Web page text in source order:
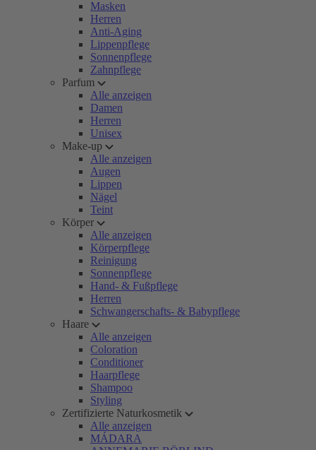
Masken
Herren
Anti-Aging
Lippenpflege
Sonnenpflege
Zahnpflege
Parfum
Alle anzeigen
Damen
Herren
Unisex
Make-up
Alle anzeigen
Augen
Lippen
Nägel
Teint
Körper
Alle anzeigen
Körperpflege
Reinigung
Sonnenpflege
Hand- & Fußpflege
Herren
Schwangerschafts- & Babypflege
Haare
Alle anzeigen
Coloration
Conditioner
Haarpflege
Shampoo
Styling
Zertifizierte Naturkosmetik
Alle anzeigen
MÁDARA